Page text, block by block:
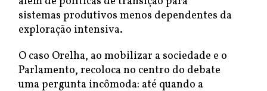
sistemas produtivos menos dependentes da
exploração intensiva.
O caso Orelha, ao mobilizar a sociedade e o
Parlamento, recoloca no centro do debate
uma pergunta incômoda: até quando a